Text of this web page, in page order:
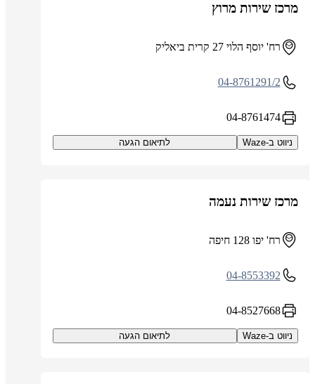
מרכז שירות מרוץ
רח' יוסף הלוי 27 קרית ביאליק
04-8761291/2
04-8761474
ניווט ב-Waze לתיאום הגעה
מרכז שירות נעמה
רח' יפו 128 חיפה
04-8553392
04-8527668
ניווט ב-Waze לתיאום הגעה